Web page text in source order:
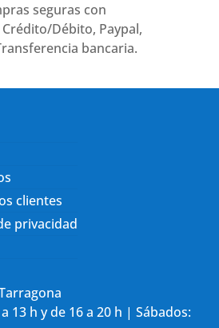
seguras con
Débito, Paypal,
bancaria.
clientes
privacidad
13 h y de 16 a 20 h | Sábados: